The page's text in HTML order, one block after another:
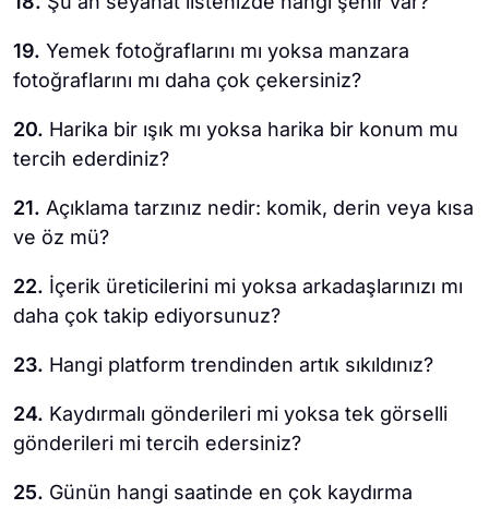
19. Yemek fotoğraflarını mı yoksa manzara
fotoğraflarını mı daha çok çekersiniz?
20. Harika bir ışık mı yoksa harika bir konum mu
tercih ederdiniz?
21. Açıklama tarzınız nedir: komik, derin veya kısa
ve öz mü?
22. İçerik üreticilerini mi yoksa arkadaşlarınızı mı
daha çok takip ediyorsunuz?
23. Hangi platform trendinden artık sıkıldınız?
24. Kaydırmalı gönderileri mi yoksa tek görselli
gönderileri mi tercih edersiniz?
25. Günün hangi saatinde en çok kaydırma